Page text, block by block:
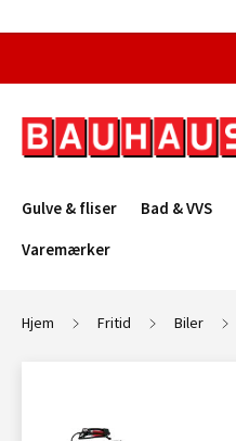
Gulve & fliser Bad & VVS
Varemærker
Hjem Fritid Biler